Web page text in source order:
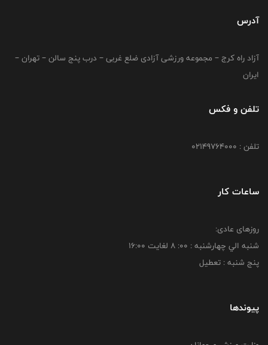
آدرس
آزاد راه کرج – مجموعه ورزشی آزادی ضلع غربی – درب پنج سالن – تهران –
ایران
تلفن و فکس
تلفن : 02149764000
ساعات کار
روزهای عادی:
شنبه الي چهارشنبه : 00: 8 لغايت 16:00
پنج شنبه : تعطیل
پیوندها